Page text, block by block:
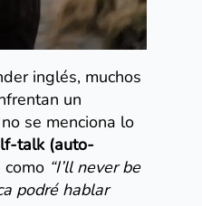
inglés, muchos
un
se menciona lo
talk (auto-
como “I’ll never be
podré hablar